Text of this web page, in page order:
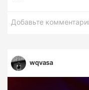
Добавьте
wqvasa